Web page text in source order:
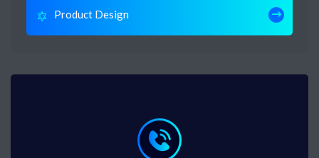
Product Design